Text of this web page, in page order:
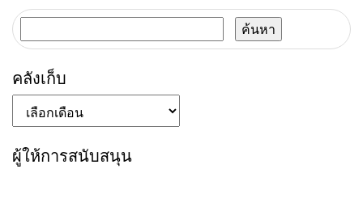
ค้นหา
สำหรับ:
คลังเก็บ
คลัง
เก็บ
ผู้ให้การสนับสนุน